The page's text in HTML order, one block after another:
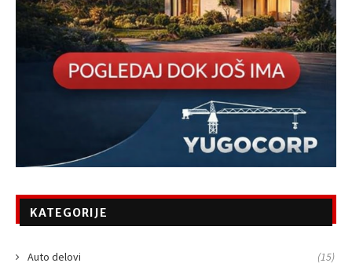
KATEGORIJE
Auto delovi (15)